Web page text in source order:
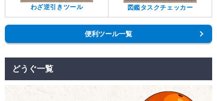
わざ逆引きツール 図鑑タスクチェッカー
便利ツール一覧
どうぐ一覧